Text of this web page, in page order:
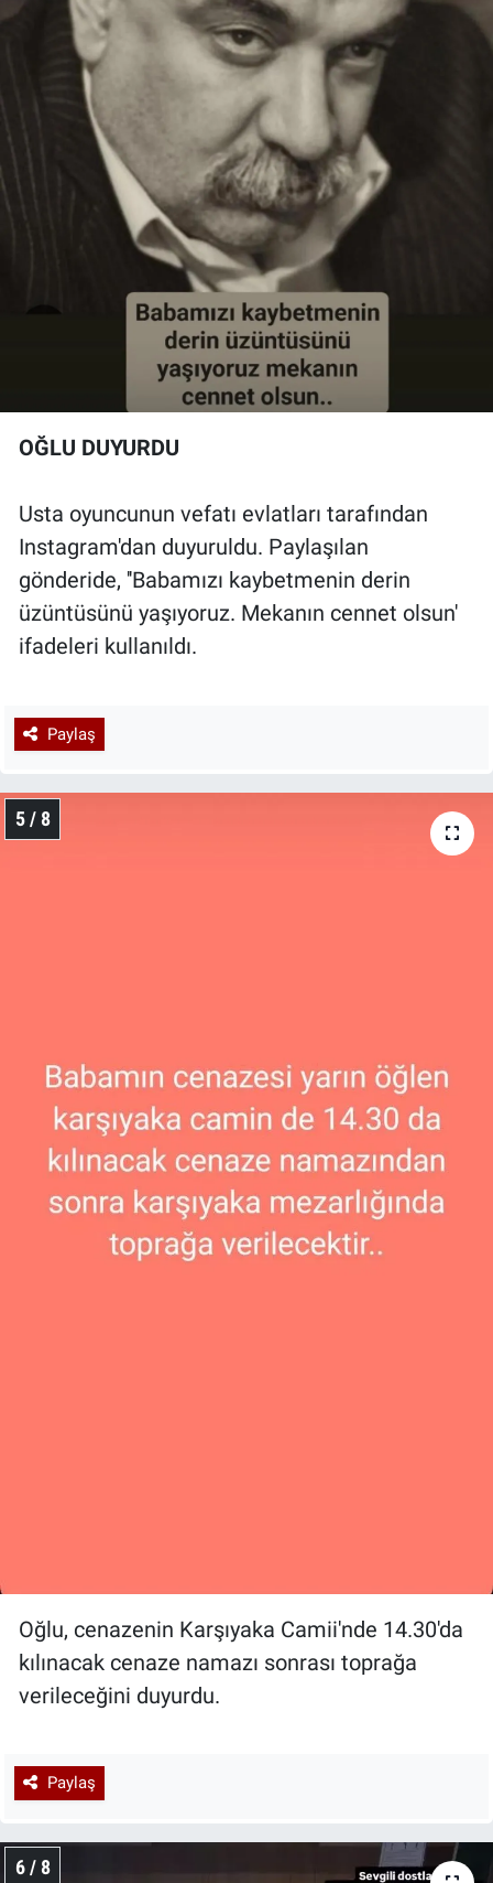
OĞLU DUYURDU
Usta oyuncunun vefatı evlatları tarafından
Instagram'dan duyuruldu. Paylaşılan
gönderide, ''Babamızı kaybetmenin derin
üzüntüsünü yaşıyoruz. Mekanın cennet olsun'
ifadeleri kullanıldı.
Paylaş
5 / 8
Oğlu, cenazenin Karşıyaka Camii'nde 14.30'da
kılınacak cenaze namazı sonrası toprağa
verileceğini duyurdu.
Paylaş
6 / 8